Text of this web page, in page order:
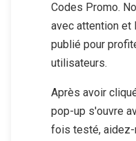
Codes Promo.
avec attention et
publié pour
utilisateurs.
Après avoir
pop-up s'ouvre
fois testé, aidez-